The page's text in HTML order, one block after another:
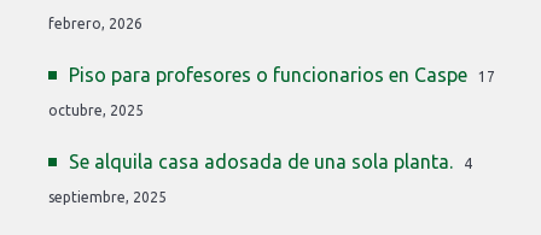
febrero, 2026
Piso para profesores o funcionarios en Caspe 17
octubre, 2025
Se alquila casa adosada de una sola planta. 4
septiembre, 2025